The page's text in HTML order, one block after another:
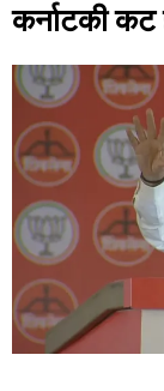
कर्नाटकी कट